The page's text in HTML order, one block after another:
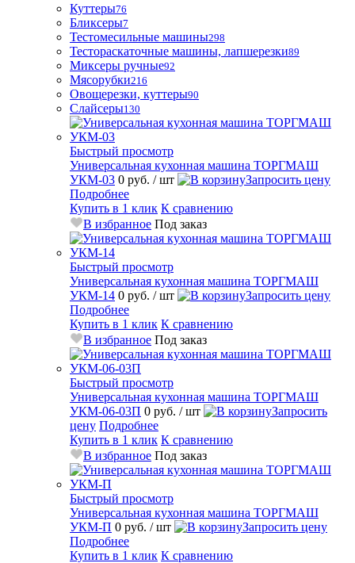
Куттеры76
Бликсеры7
Тестомесильные машины298
Тестораскаточные машины, лапшерезки89
Миксеры ручные92
Мясорубки216
Овощерезки, куттеры90
Слайсеры130
Быстрый просмотр
Универсальная кухонная машина ТОРГМАШ
УКМ-03 0 руб. / шт
Запросить цену
Подробнее
Купить в 1 клик К сравнению
В избранное Под заказ
Быстрый просмотр
Универсальная кухонная машина ТОРГМАШ
УКМ-14 0 руб. / шт
Запросить цену
Подробнее
Купить в 1 клик К сравнению
В избранное Под заказ
Быстрый просмотр
Универсальная кухонная машина ТОРГМАШ
УКМ-06-03П 0 руб. / шт
Запросить
цену Подробнее
Купить в 1 клик К сравнению
В избранное Под заказ
Быстрый просмотр
Универсальная кухонная машина ТОРГМАШ
УКМ-П 0 руб. / шт
Запросить цену
Подробнее
Купить в 1 клик К сравнению